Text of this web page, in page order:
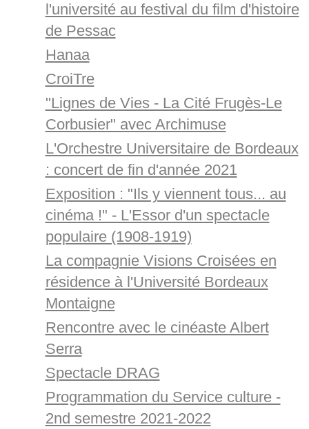
l'université au festival du film d'histoire
de Pessac
Hanaa
CroiTre
"Lignes de Vies - La Cité Frugès-Le
Corbusier" avec Archimuse
L'Orchestre Universitaire de Bordeaux
: concert de fin d'année 2021
Exposition : "Ils y viennent tous... au
cinéma !" - L'Essor d'un spectacle
populaire (1908-1919)
La compagnie Visions Croisées en
résidence à l'Université Bordeaux
Montaigne
Rencontre avec le cinéaste Albert
Serra
Spectacle DRAG
Programmation du Service culture -
2nd semestre 2021-2022